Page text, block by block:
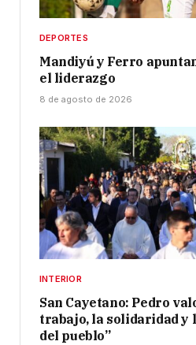
DEPORTES
Mandiyú y Ferro
el liderazgo
8 de agosto de 2026
INTERIOR
San Cayetano: Pedro
trabajo, la solidaridad y
del pueblo”